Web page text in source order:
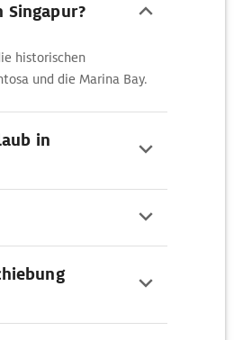
Singapur?
historischen
und die Marina Bay.
in